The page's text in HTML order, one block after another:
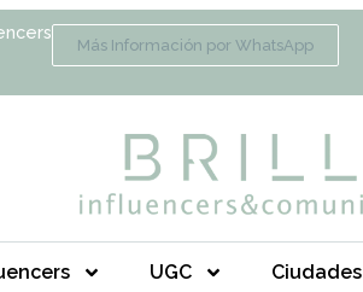
Más Información por WhatsApp
UGC Ciudades